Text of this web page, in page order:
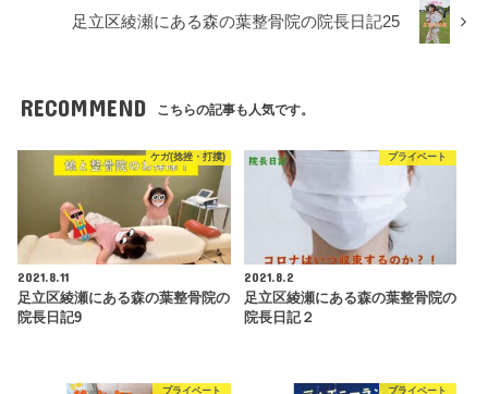
足立区綾瀬にある森の葉整骨院の院長日記25
RECOMMEND こちらの記事も人気です。
ケガ(捻挫・打撲)
2021.8.11
足立区綾瀬にある森の葉整骨院の
院長日記9
プライベート
2021.8.2
足立区綾瀬にある森の葉整骨院の
院長日記２
プライベート プライベート